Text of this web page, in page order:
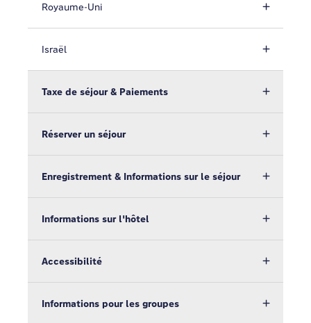
Royaume-Uni
Israël
Taxe de séjour & Paiements
Réserver un séjour
Enregistrement & Informations sur le séjour
Informations sur l'hôtel
Accessibilité
Informations pour les groupes